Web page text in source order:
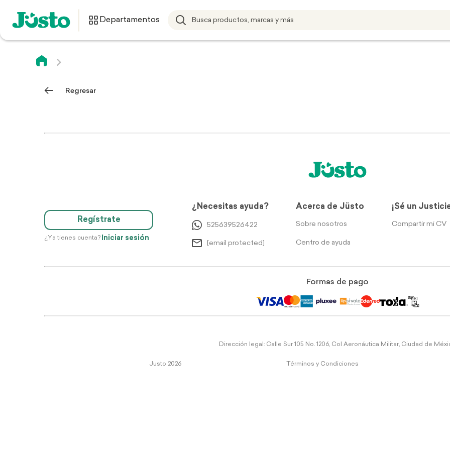
Departamentos
Regresar
Regístrate
¿Ya tienes cuenta? Iniciar sesión
¿Necesitas ayuda?
525639526422
[email protected]
Acerca de Jüsto
Sobre nosotros
Centro de ayuda
¡Sé un
Compartir mi CV
Formas de pago
Dirección legal: Calle Sur 105 No. 1206, Col Aeronáutica Militar, Ciudad de
Justo 2026 Términos y Condiciones